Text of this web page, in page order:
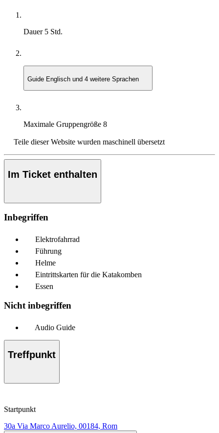
Dauer 5 Std.
Guide Englisch und 4 weitere Sprachen
Maximale Gruppengröße 8
Teile dieser Website wurden maschinell übersetzt
Im Ticket enthalten
Inbegriffen
Elektrofahrrad
Führung
Helme
Eintrittskarten für die Katakomben
Essen
Nicht inbegriffen
Audio Guide
Treffpunkt
Startpunkt
30a Via Marco Aurelio, 00184, Rom